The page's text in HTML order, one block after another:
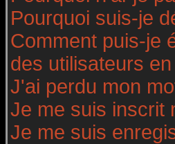
Pourquoi suis-je
Comment puis-je
des utilisateurs
J'ai perdu mon
Je me suis inscrit
Je me suis